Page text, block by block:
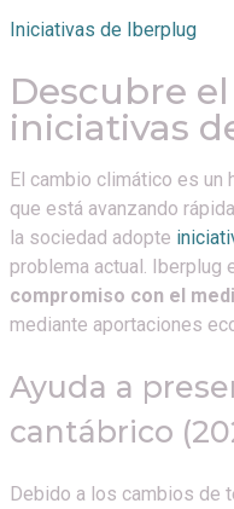
Iniciativas de Iberplug
Descubre
iniciativas
El cambio climático es un
que está avanzando
la sociedad adopte
problema actual. Iberplug
compromiso con el
mediante aportaciones
Ayuda a
cantábrico
Debido a los cambios de